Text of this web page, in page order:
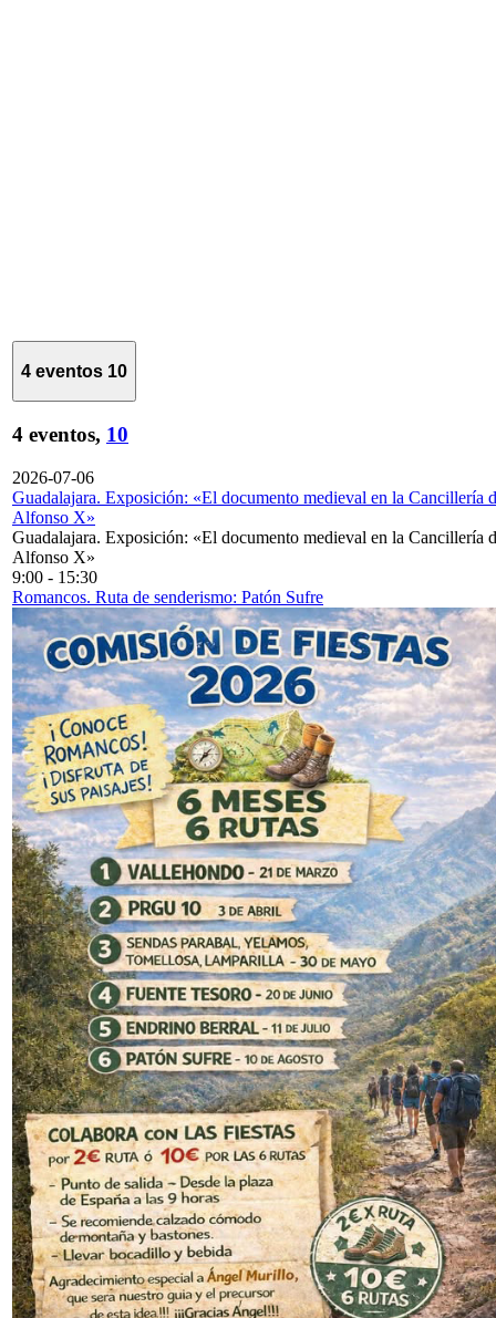
4 eventos 10
4 eventos, 10
2026-07-06
Guadalajara. Exposición: «El documento medieval en la Cancillería
Alfonso X»
Guadalajara. Exposición: «El documento medieval en la Cancillería
Alfonso X»
9:00 - 15:30
Romancos. Ruta de senderismo: Patón Sufre